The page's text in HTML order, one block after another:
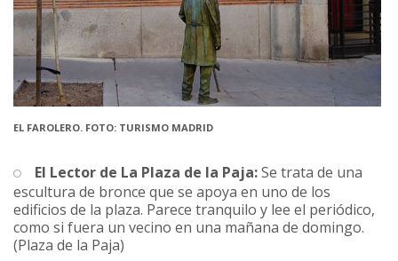
EL FAROLERO. FOTO: TURISMO MADRID
El Lector de La Plaza de la Paja:Se trata de una
escultura de bronce que se apoya en uno de los
edificios de la plaza. Parece tranquilo y lee el periódico,
como si fuera un vecino en una mañana de domingo.
(Plaza de la Paja)